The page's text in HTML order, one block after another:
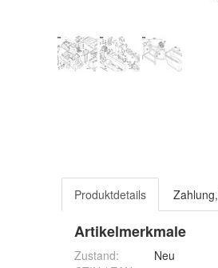
Produktdetails
Artikelmerkmale
Zustand:
Neu